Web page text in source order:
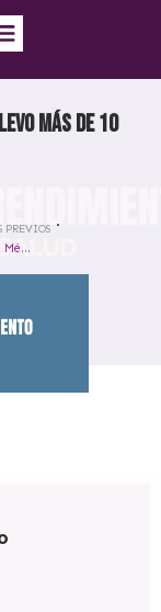
más de 10
PREVIOS
Cambio de creencias. El Método que llevo más de 10 años utilizando